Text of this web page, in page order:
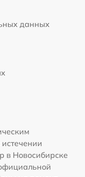
данных
в Новосибирске